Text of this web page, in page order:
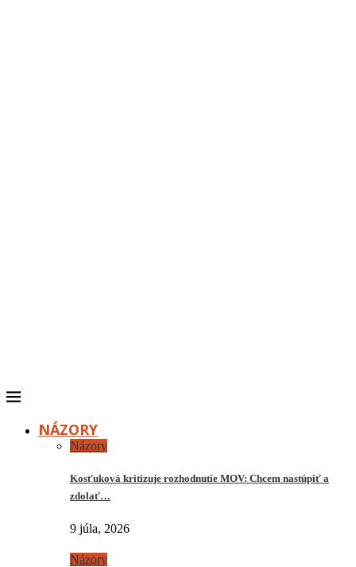
NÁZORY
Názory
Kosťuková kritizuje rozhodnutie MOV: Chcem nastúpiť a
zdolať…
9 júla, 2026
Názory